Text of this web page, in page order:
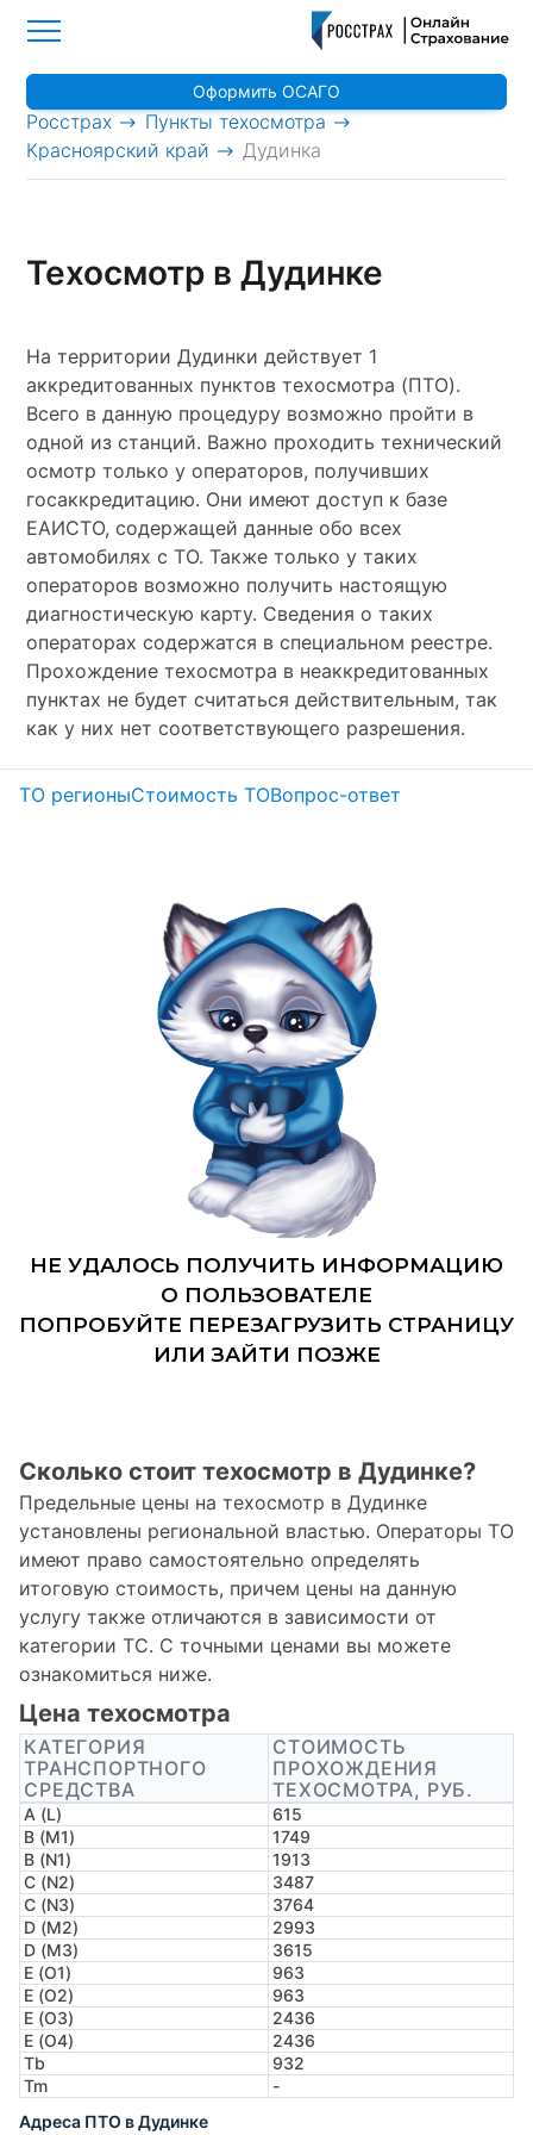
Росстрах > Пункты техосмотра
>
Красноярский край
> Дудинка
Оформить ОСАГО
Техосмотр в Дудинке
На территории Дудинки действует 1
аккредитованных пунктов техосмотра (ПТО).
Всего в данную процедуру возможно пройти в
одной из станций. Важно проходить технический
осмотр только у операторов, получивших
госаккредитацию. Они имеют доступ к базе
ЕАИСТО, содержащей данные обо всех
автомобилях с ТО. Также только у таких
операторов возможно получить настоящую
диагностическую карту. Сведения о таких
операторах содержатся в специальном реестре.
Прохождение техосмотра в неаккредитованных
пунктах не будет считаться действительным, так
как у них нет соответствующего разрешения.
ТО регионыСтоимость ТОВопрос-ответ
Сколько стоит техосмотр в Дудинке?
Предельные цены на техосмотр в Дудинке
установлены региональной властью. Операторы ТО
имеют право самостоятельно определять
итоговую стоимость, причем цены на данную
услугу также отличаются в зависимости от
категории ТС. С точными ценами вы можете
ознакомиться ниже.
Цена техосмотра
КАТЕГОРИЯ
ТРАНСПОРТНОГО
СРЕДСТВА
СТОИМОСТЬ
ПРОХОЖДЕНИЯ
ТЕХОСМОТРА, РУБ.
A (L)
615
B (M1)
1749
B (N1)
1913
C (N2)
3487
C (N3)
3764
D (M2)
2993
D (M3)
3615
E (O1)
963
E (O2)
963
E (O3)
2436
E (O4)
2436
Tb
932
Tm
-
Адреса ПТО в Дудинке